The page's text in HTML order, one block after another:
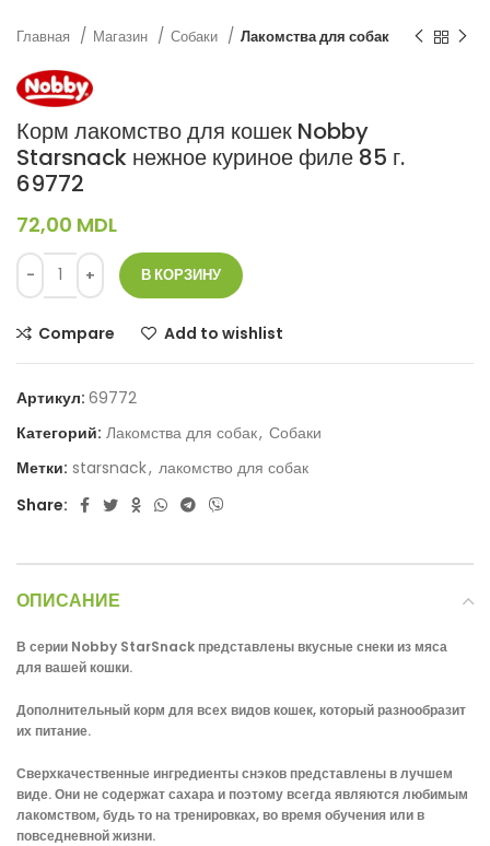
Главная Магазин Собаки Лакомства для собак
Корм лакомство для кошек Nobby
Starsnack нежное куриное филе 85 г.
69772
72,00 MDL
В КОРЗИНУ
Compare Add to wishlist
Артикул: 69772
Категорий: Лакомства для собак, Собаки
Метки: starsnack, лакомство для собак
Share:
ОПИСАНИЕ
В серии Nobby StarSnack представлены вкусные снеки из мяса
для вашей кошки.
Дополнительный корм для всех видов кошек, который разнообразит
их питание.
Сверхкачественные ингредиенты снэков представлены в лучшем
виде.Они не содержат сахара и поэтому всегда являются любимым
лакомством, будь то на тренировках, во время обучения или в
повседневной жизни.